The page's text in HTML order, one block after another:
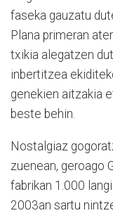
faseka gauzatu
Plana primeran
txikia alegatzen
inbertitzea
genekien aitzakia
beste behin.
Nostalgiaz
zuenean, geroago
fabrikan 1.000
2003an sartu